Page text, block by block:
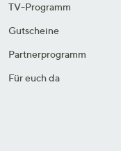
TV-Programm
Gutscheine
Partnerprogramm
Für euch da